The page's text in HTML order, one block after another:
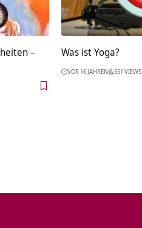
–
Was ist Yoga?
VOR 16 JAHREN 551 VIEWS